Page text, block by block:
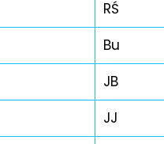
RŚ
Bu
JB
JJ